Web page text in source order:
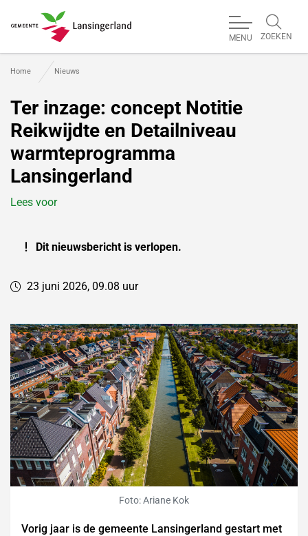
MENU ZOEKEN
Home Nieuws
Ter inzage: concept Notitie
Reikwijdte en Detailniveau
warmteprogramma
Lansingerland
Lees voor
Dit nieuwsbericht is verlopen.
23 juni 2026, 09.08 uur
Foto: Ariane Kok
Vorig jaar is de gemeente Lansingerland gestart met